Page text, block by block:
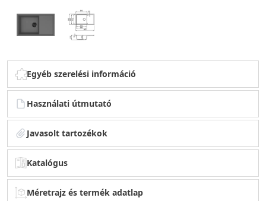
Egyéb szerelési információ
Használati útmutató
Javasolt tartozékok
Katalógus
Méretrajz és termék adatlap